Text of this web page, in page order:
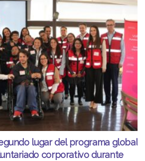
lugar del programa global
corporativo durante